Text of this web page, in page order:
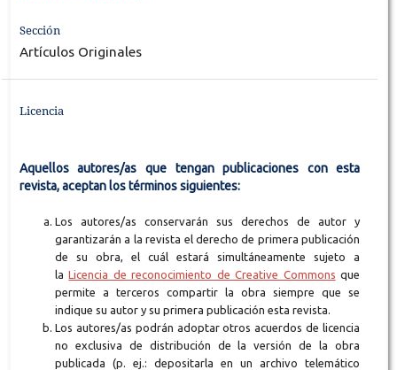
Sección
Artículos Originales
Licencia
Aquellos autores/as que tengan publicaciones con esta
revista, aceptan los términos siguientes:
Los autores/as conservarán sus derechos de autor y
garantizarán a la revista el derecho de primera publicación
de su obra, el cuál estará simultáneamente sujeto a
laLicencia de reconocimiento de Creative Commons que
permite a terceros compartir la obra siempre que se
indique su autor y su primera publicación esta revista.
Los autores/as podrán adoptar otros acuerdos de licencia
no exclusiva de distribución de la versión de la obra
publicada (p. ej.: depositarla en un archivo telemático